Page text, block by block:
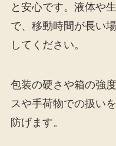
と安心です。液体や
で、移動時間が長い
してください。
包装の硬さや箱の強
スや手荷物での扱い
防げます。